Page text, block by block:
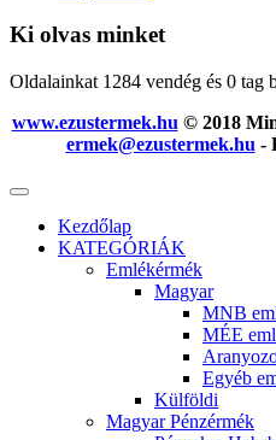
Ki olvas minket
Oldalainkat 1284 vendég és 0 tag
www.ezustermek.hu © 2018
ermek@ezustermek.hu -
Kezdőlap
KATEGÓRIÁK
Emlékérmék
Magyar
MNB
MÉE
Egyéb
Külföldi
Magyar Pénzérmék